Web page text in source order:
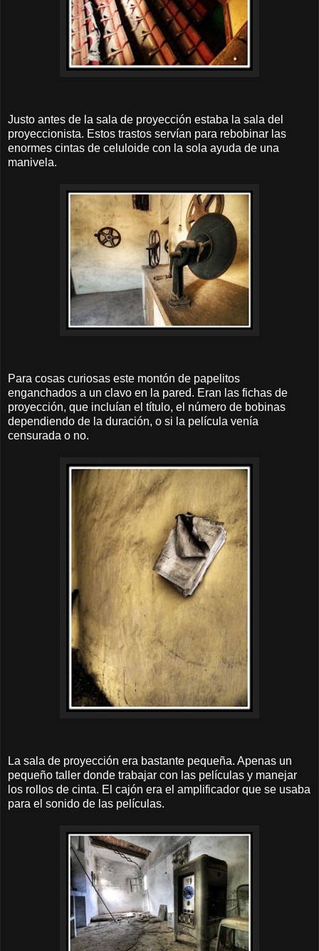
Justo antes de la sala de proyección estaba la sala del
proyeccionista. Estos trastos servían para rebobinar las
enormes cintas de celuloide con la sola ayuda de una
manivela.
Para cosas curiosas este montón de papelitos
enganchados a un clavo en la pared. Eran las fichas de
proyección, que incluían el título, el número de bobinas
dependiendo de la duración, o si la película venía
censurada o no.
La sala de proyección era bastante pequeña. Apenas un
pequeño taller donde trabajar con las películas y manejar
los rollos de cinta. El cajón era el amplificador que se usaba
para el sonido de las películas.